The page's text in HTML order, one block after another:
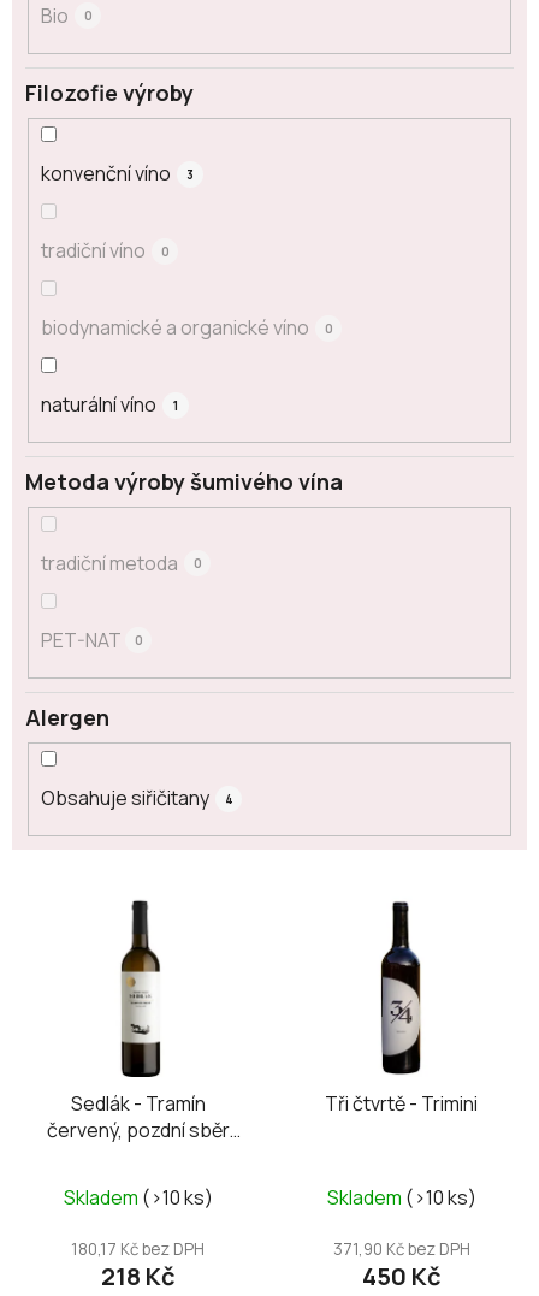
Bio 0
Filozofie výroby
konvenční víno 3
tradiční víno 0
biodynamické a organické víno 0
naturální víno 1
Metoda výroby šumivého vína
tradiční metoda 0
PET-NAT 0
Alergen
Obsahuje siřičitany 4
Sedlák - Tramín
červený, pozdní sběr
Skladem (>10 ks)
180,17 Kč bez DPH
218 Kč
Tři čtvrtě - Trimini
Skladem (>10 ks)
371,90 Kč bez DPH
450 Kč